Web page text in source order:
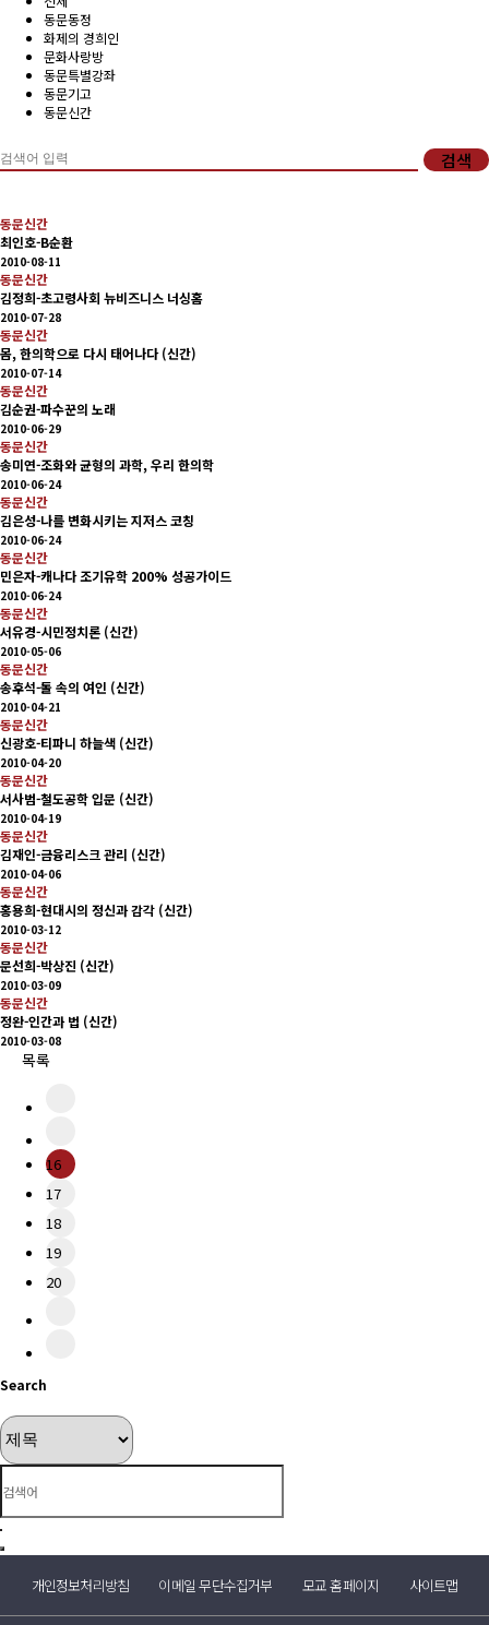
동문우대업체
동문ID카드 발급
동문동정
화제의 경희인
문화사랑방
동문특별강좌
동문기고
동문신간
검색
동문신간
최인호-B순환
2010-08-11
동문신간
김정희-초고령사회 뉴비즈니스 너싱홈
2010-07-28
동문신간
몸, 한의학으로 다시 태어나다 (신간)
2010-07-14
동문신간
김순권-파수꾼의 노래
2010-06-29
동문신간
송미연-조화와 균형의 과학, 우리 한의학
2010-06-24
동문신간
김은성-나를 변화시키는 지저스 코칭
2010-06-24
동문신간
민은자-캐나다 조기유학 200% 성공가이드
2010-06-24
동문신간
서유경-시민정치론 (신간)
2010-05-06
동문신간
송후석-돌 속의 여인 (신간)
2010-04-21
동문신간
신광호-티파니 하늘색 (신간)
2010-04-20
동문신간
서사범-철도공학 입문 (신간)
2010-04-19
동문신간
김재인-금융리스크 관리 (신간)
2010-04-06
동문신간
홍용희-현대시의 정신과 감각 (신간)
2010-03-12
동문신간
문선희-박상진 (신간)
2010-03-09
동문신간
정완-인간과 법 (신간)
2010-03-08
목록
16
17
18
19
20
Search
개인정보처리방침 이메일 무단수집거부 모교 홈페이지 사이트맵